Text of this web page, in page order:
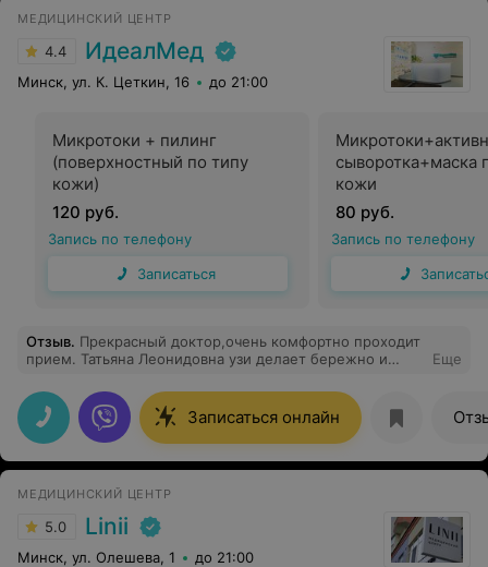
МЕДИЦИНСКИЙ ЦЕНТР
4.4 ИдеалМед
Минск, ул. К. Цеткин, 16 до 21:00
Микротоки + пилинг
(поверхностный по типу
кожи)
120 руб.
Запись по телефону
Записаться
сыворотка+маска
кожи
80 руб.
Запись по телефону
Отзыв. Прекрасный доктор,очень комфортно проходит
прием. Татьяна Леонидовна узи делает бережно и
тактична,профессионал своего дела.
Еще
Записаться онлайн
МЕДИЦИНСКИЙ ЦЕНТР
5.0 Linii
Минск, ул. Олешева, 1 до 21:00